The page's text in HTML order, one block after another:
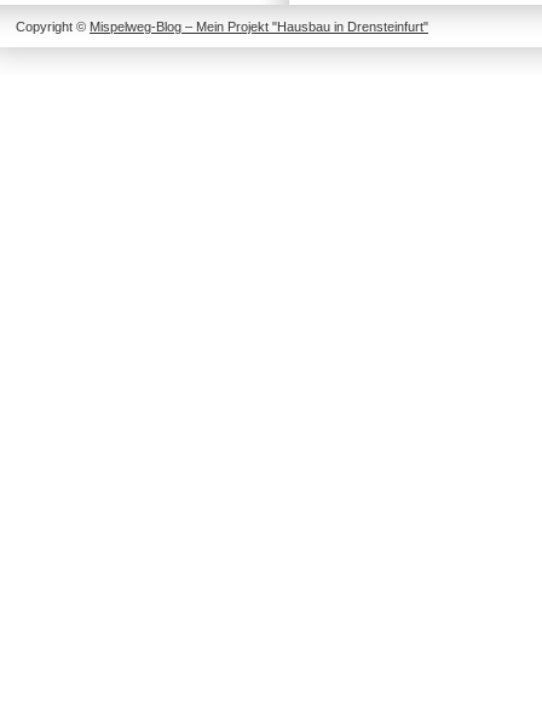
Copyright © Mispelweg-Blog – Mein Projekt "Hausbau in Drensteinfurt"